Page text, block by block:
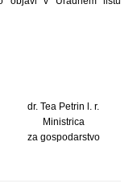
dr. Tea Petrin l. r.
Ministrica
za gospodarstvo